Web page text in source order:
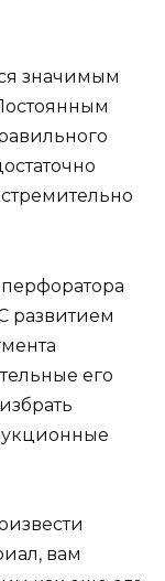
значимым
развитием
его
вам